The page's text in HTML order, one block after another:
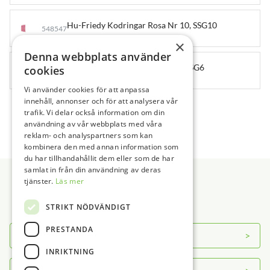
Sensor
Sensor Tillbehör
Foliesvets Tillbehör
Ultraljudsbad
Ultraljudsbad Tillbehör
Vattendestillator
Vacuumformare
548547Hu-Friedy Kodringar Rosa Nr 10, SSG10
16 st
548543 Hu-Friedy Kodringar Röd Nr 6, SSG6
1 2 →
Sidfot
Om DAB
×
Denna webbplats använder
cookies
Vi använder cookies för att anpassa
innehåll, annonser och för att analysera vår
trafik. Vi delar också information om din
användning av vår webbplats med våra
reklam- och analyspartners som kan
kombinera den med annan information som
du har tillhandahållit dem eller som de har
samlat in från din användning av deras
tjänster. Läs mer
STRIKT NÖDVÄNDIGT
PRESTANDA
INRIKTNING